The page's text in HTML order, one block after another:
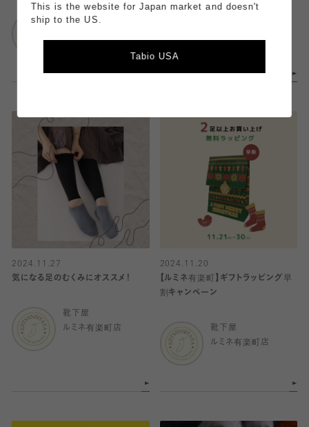
靴下屋
靴下屋
2024.11.27
気になる足のむくみにオススメ！
靴下屋
ルミネ有楽町店
2024.11.20
【ルミネ有楽町】ギフトラッピング早
割キャンペーン
靴下屋
ルミネ有楽町店
This is the website for Japan market and doesn't
ship to the US.
Tabio USA